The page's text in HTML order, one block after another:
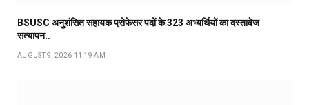
BSUSC अनुशंसित सहायक प्रोफेसर पदों के 323 अभ्यर्थियों का दस्तावेज
सत्यापन..
AUGUST 9, 2026 11:19 AM